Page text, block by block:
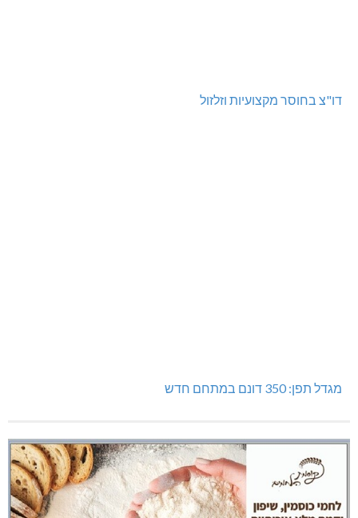
דו"צ בחוסר מקצועיות וזלזול
מגדל תפן: 350 דונם במתחם חדש